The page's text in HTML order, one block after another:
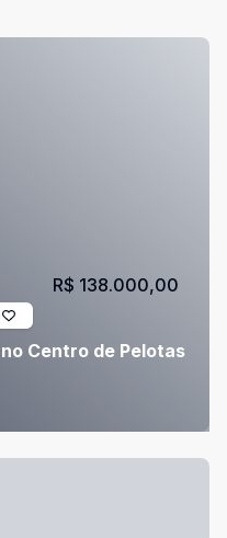
Centro de Pelotas
R$ 138.000,00